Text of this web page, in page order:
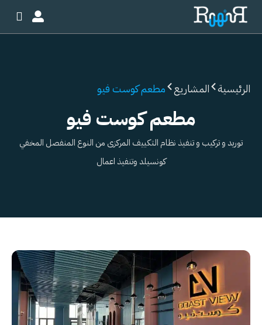
تخطي
المحتوى
الرئيسية المشاريع مطعم كوست فيو
مطعم كوست فيو
توريد و تركيب و تنفيذ نظام التكييف المركزى من النوع المنفصل المخفي
كونسيلد وتنفيذ اعمال